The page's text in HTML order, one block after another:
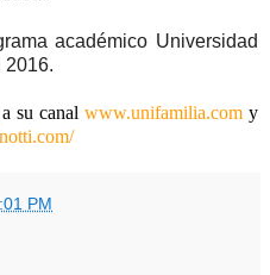
académico Universidad
2016.
su canal www.unifamilia.com y
PM